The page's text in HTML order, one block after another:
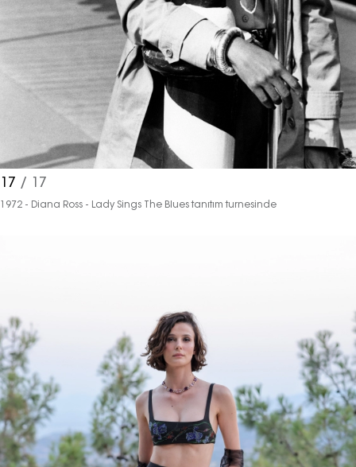
17 / 17
1972 - Diana Ross - Lady Sings The Blues tanıtım turnesinde